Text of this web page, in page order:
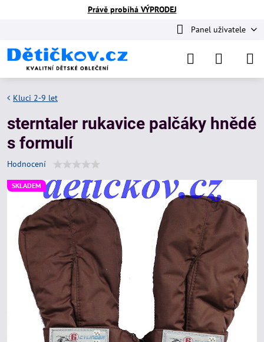
Právě probíhá VÝPRODEJ
Panel uživatele
SKLADEM
Kluci 2-9 let
sterntaler rukavice palčáky hnědé
s formulí
Hodnocení